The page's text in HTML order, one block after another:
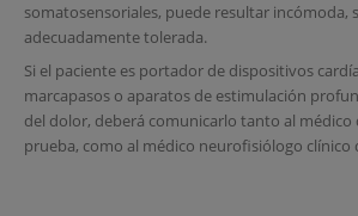
somatosensoriales, puede resultar incómoda,
adecuadamente tolerada.
Si el paciente es portador de dispositivos
marcapasos o aparatos de estimulación
del dolor, deberá comunicarlo tanto al médico
prueba, como al médico neurofisiólogo clínico